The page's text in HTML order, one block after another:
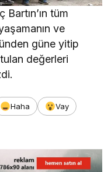
tüm
ve
güne yitip
değerleri
Haha Vay